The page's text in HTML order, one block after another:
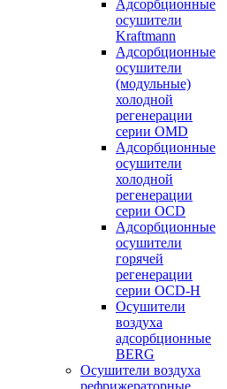
Адсорбционные
осушители
Kraftmann
Адсорбционные
осушители
(модульные)
холодной
регенерации
серии OMD
Адсорбционные
осушители
холодной
регенерации
серии OCD
Адсорбционные
осушители
горячей
регенерации
серии OСD-H
Осушители
воздуха
адсорбционные
BERG
Осушители воздуха
рефрижераторные